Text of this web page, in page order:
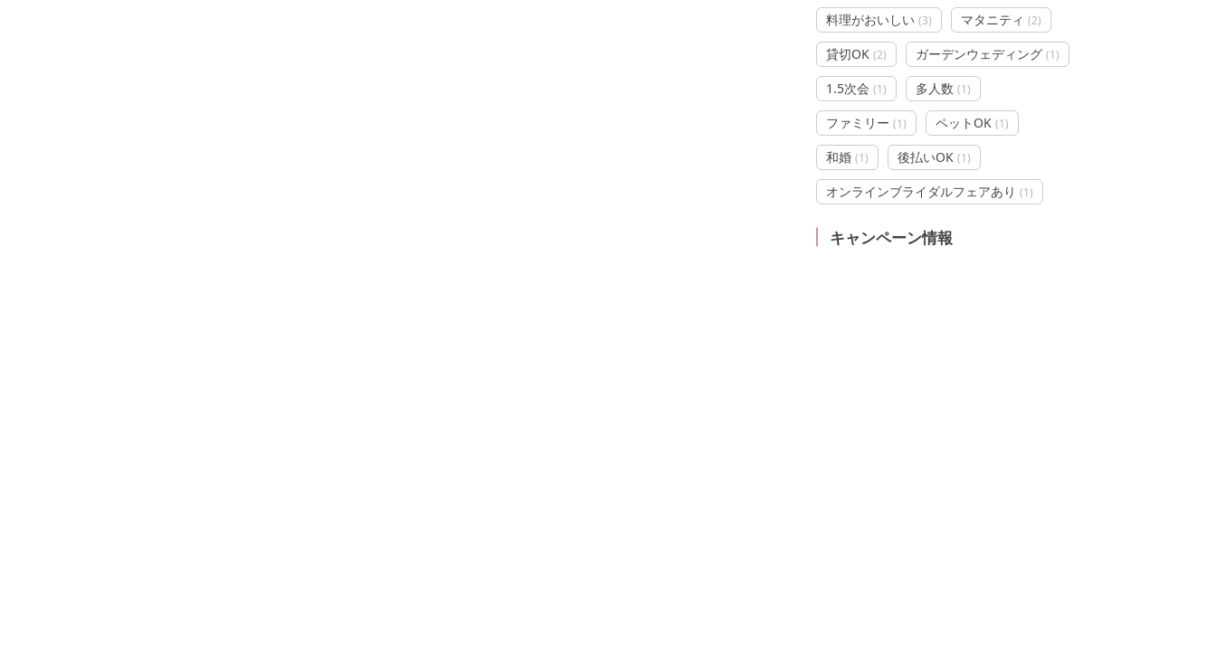
料理がおいしい (3) マタニティ (2)
貸切OK (2) ガーデンウェディング (1)
1.5次会 (1) 多人数 (1)
ファミリー (1) ペットOK (1)
和婚 (1) 後払いOK (1)
オンラインブライダルフェアあり (1)
キャンペーン情報